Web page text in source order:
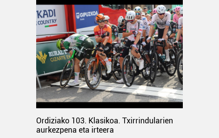
Ordiziako 103. Klasikoa. Txirrindularien
aurkezpena eta irteera